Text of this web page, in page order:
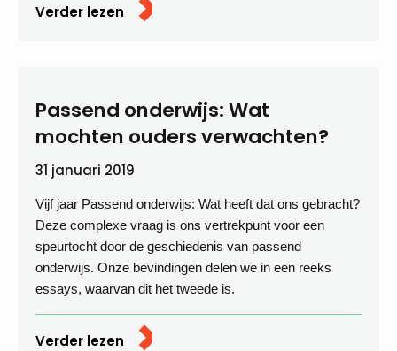
Verder lezen
Passend onderwijs: Wat
mochten ouders verwachten?
31 januari 2019
Vijf jaar Passend onderwijs: Wat heeft dat ons gebracht?
Deze complexe vraag is ons vertrekpunt voor een
speurtocht door de geschiedenis van passend
onderwijs. Onze bevindingen delen we in een reeks
essays, waarvan dit het tweede is.
Verder lezen